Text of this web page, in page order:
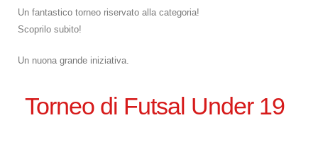
Un fantastico torneo riservato alla categoria!
Scoprilo subito!
Un nuona grande iniziativa.
Torneo di Futsal Under 19